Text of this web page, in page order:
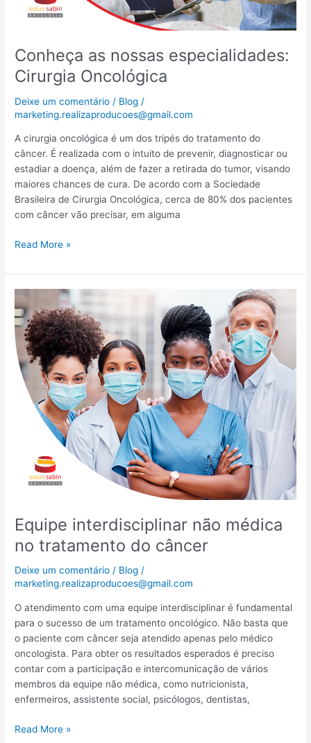
Conheça as nossas especialidades:
Cirurgia Oncológica
Deixe um comentário / Blog /
marketing.realizaproducoes@gmail.com
A cirurgia oncológica é um dos tripés do tratamento do
câncer. É realizada com o intuito de prevenir, diagnosticar ou
estadiar a doença, além de fazer a retirada do tumor, visando
maiores chances de cura. De acordo com a Sociedade
Brasileira de Cirurgia Oncológica, cerca de 80% dos pacientes
com câncer vão precisar, em alguma
Read More »
Equipe interdisciplinar não médica
no tratamento do câncer
Deixe um comentário / Blog /
marketing.realizaproducoes@gmail.com
O atendimento com uma equipe interdisciplinar é fundamental
para o sucesso de um tratamento oncológico. Não basta que
o paciente com câncer seja atendido apenas pelo médico
oncologista. Para obter os resultados esperados é preciso
contar com a participação e intercomunicação de vários
membros da equipe não médica, como nutricionista,
enfermeiros, assistente social, psicólogos, dentistas,
interdisciplinar
não
médica
no
tratamento
do
câncer
Read More »